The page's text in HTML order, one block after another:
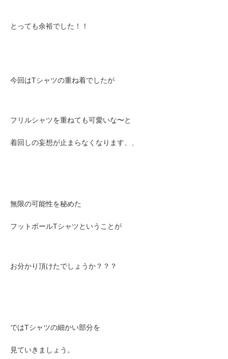
とっても余裕でした！！
今回はTシャツの重ね着でしたが
フリルシャツを重ねても可愛いな〜と
着回しの妄想が止まらなくなります、、
無限の可能性を秘めた
フットボールTシャツということが
お分かり頂けたでしょうか？？？
ではTシャツの細かい部分を
見ていきましょう。